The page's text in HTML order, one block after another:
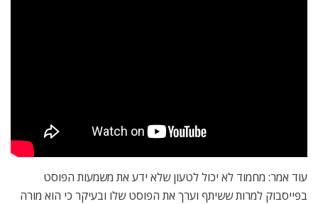
עוד אמר: מחמוד לא יכול לטעון שלא ידע את משמעות הפוסט
בפייסבוק למרות ששיתף וערך את הפוסט שלו ובעיקר כי הוא מורה